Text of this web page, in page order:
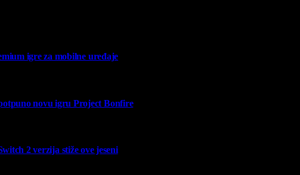
igre za mobilne uređaje
novu igru Project Bonfire
2 verzija stiže ove jeseni